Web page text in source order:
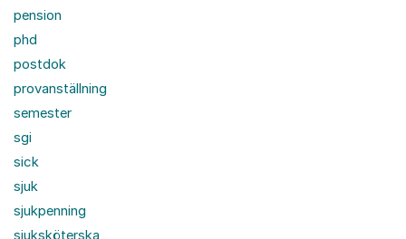
pension
phd
postdok
provanställning
semester
sgi
sick
sjuk
sjukpenning
sjuksköterska